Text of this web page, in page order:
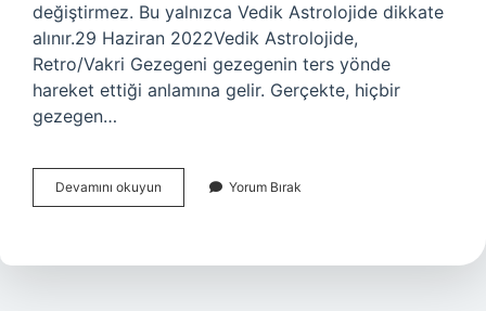
değiştirmez. Bu yalnızca Vedik Astrolojide dikkate
alınır.29 Haziran 2022Vedik Astrolojide,
Retro/Vakri Gezegeni gezegenin ters yönde
hareket ettiği anlamına gelir. Gerçekte, hiçbir
gezegen…
Devamını okuyun
Haritasında
Ne
Yorum Bırak